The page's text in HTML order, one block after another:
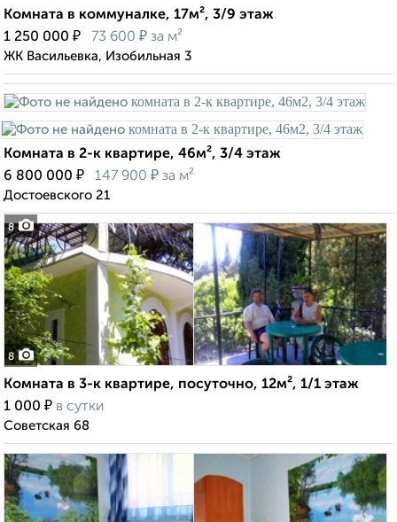
Комната в коммуналке, 17м², 3/9 этаж
1 250 000 ₽ 73 600 ₽ за м²
ЖК Васильевка, Изобильная 3
8
Комната в 2-к квартире, 46м², 3/4 этаж
6 800 000 ₽ 147 900 ₽ за м²
Достоевского 21
8
Комната в 3-к квартире, посуточно, 12м², 1/1 этаж
1 000 ₽ в сутки
Советская 68